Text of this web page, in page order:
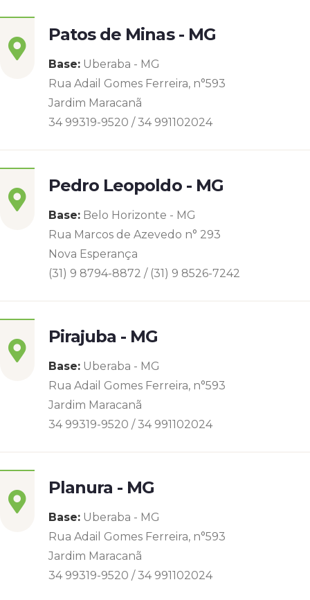
Patos de Minas - MG
Base: Uberaba - MG
Rua Adail Gomes Ferreira, n°593
Jardim Maracanã
34 99319-9520 / 34 991102024
Pedro Leopoldo - MG
Base: Belo Horizonte - MG
Rua Marcos de Azevedo n° 293
Nova Esperança
(31) 9 8794-8872 / (31) 9 8526-7242
Pirajuba - MG
Base: Uberaba - MG
Rua Adail Gomes Ferreira, n°593
Jardim Maracanã
34 99319-9520 / 34 991102024
Planura - MG
Base: Uberaba - MG
Rua Adail Gomes Ferreira, n°593
Jardim Maracanã
34 99319-9520 / 34 991102024